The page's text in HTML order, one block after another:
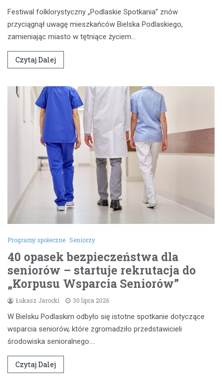
Festiwal folklorystyczny „Podlaskie Spotkania” znów
przyciągnął uwagę mieszkańców Bielska Podlaskiego,
zamieniając miasto w tętniące życiem…
Czytaj Dalej
Programy społeczne Seniorzy
40 opasek bezpieczeństwa dla
seniorów – startuje rekrutacja do
„Korpusu Wsparcia Seniorów”
Łukasz Jarocki 30 lipca 2026
W Bielsku Podlaskim odbyło się istotne spotkanie dotyczące
wsparcia seniorów, które zgromadziło przedstawicieli
środowiska senioralnego.…
Czytaj Dalej